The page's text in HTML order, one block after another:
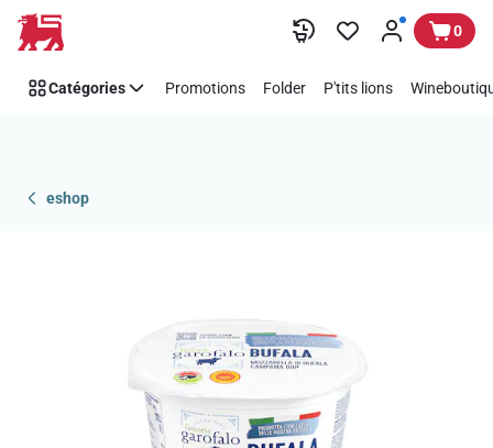
Passer 0
Catégories Promotions Folder P'tits lions
eshop